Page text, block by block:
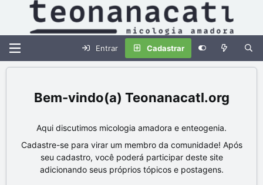
Entrar Cadastrar
Teonanacatl.org
Aqui discutimos micologia amadora e enteogenia.
Cadastre-se para virar um membro da comunidade! Após
seu cadastro, você poderá participar deste site
adicionando seus próprios tópicos e postagens.